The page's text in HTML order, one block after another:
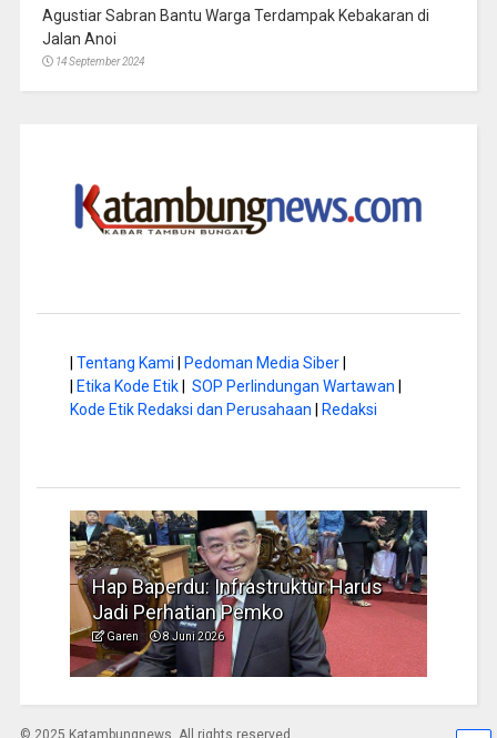
Agustiar Sabran Bantu Warga Terdampak Kebakaran di
Jalan Anoi
14 September 2024
Tentang Kami Pedoman Media Siber|
Etika Kode Etik| SOP Perlindungan Wartawan
Kode Etik Redaksi dan Perusahaan
Redaksi
Hap Baperdu: Infrastruktur Harus
Jadi Perhatian Pemko
Garen 8 Juni 2026